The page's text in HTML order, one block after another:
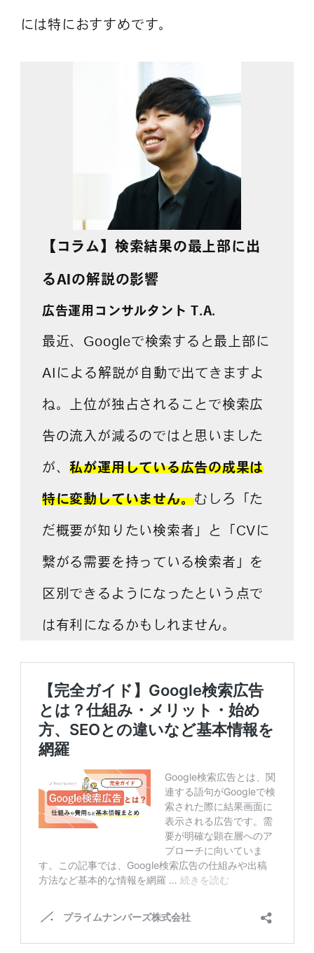
には特におすすめです。
【コラム】 検索結果の最上部に出
るAIの解説の影響
広告運用コンサルタント T.A.
最近、Googleで検索すると最上部に
AIによる解説が自動で出てきますよ
ね。上位が独占されることで検索広
告の流入が減るのではと思いました
が、私が運用している広告の成果は
特に変動していません。むしろ「た
だ概要が知りたい検索者」と「CVに
繋がる需要を持っている検索者」を
区別できるようになったという点で
は有利になるかもしれません。